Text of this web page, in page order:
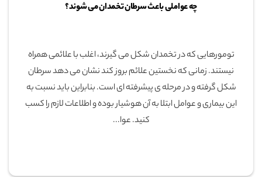
چه عواملی باعث سرطان تخمدان می شوند؟
تومورهایی که در تخمدان شکل می گیرند، اغلب با علائمی همراه
نیستند. زمانی که نخستین علائم بروز کند نشان می دهد سرطان
شکل گرفته و در مرحله ی پیشرفته ای است. بنابراین باید نسبت به
این بیماری و عوامل ابتلا به آن هوشیار بوده و اطلاعات لازم را کسب
کنید. عوا...